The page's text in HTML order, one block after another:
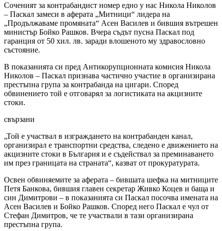
Соченият за контрабандист номер едно у нас Никола Николов
– Паскал замеси в аферата „Митници“ лидера на
„Продължаваме промяната“ Асен Василев и бившия вътрешен
министър Бойко Рашков. Вчера съдът пусна Паскал под
гаранция от 50 хил. лв. заради влошеното му здравословно
състояние.
В показанията си пред Антикорупционната комисия Никола
Николов – Паскал признава частично участие в организирана
престъпна група за контрабанда на цигари. Според
обвинението той е отговарял за логистиката на акцизните
стоки.
свързани
„Той е участвал в изграждането на контрабанден канал,
организирал е транспортни средства, следено е движението на
акцизните стоки в България и е съдействал за преминаването
им през границата на страната“, казват от прокуратурата.
Освен обвиняемите за аферата – бившата шефка на митниците
Петя Банкова, бившия главен секретар Живко Коцев и баща и
син Димитрови – в показанията си Паскал посочва имената на
Асен Василев и Бойко Рашков. Според него Паскал е чул от
Стефан Димитров, че те участвали в тази организирана
престъпна група.